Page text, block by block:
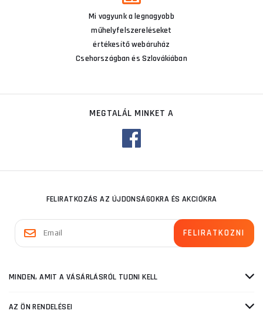
Mi vagyunk a legnagyobb
műhelyfelszereléseket
értékesítő webáruház
Csehországban és Szlovákiában
MEGTALÁL MINKET A
FELIRATKOZÁS AZ ÚJDONSÁGOKRA ÉS AKCIÓKRA
MINDEN, AMIT A VÁSÁRLÁSRÓL TUDNI KELL
AZ ÖN RENDELÉSEI